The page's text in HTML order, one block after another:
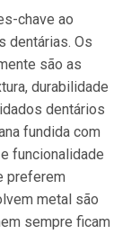
chave ao
dentárias. Os
são as
durabilidade
dentários
fundida com
funcionalidade
preferem
metal são
sempre ficam